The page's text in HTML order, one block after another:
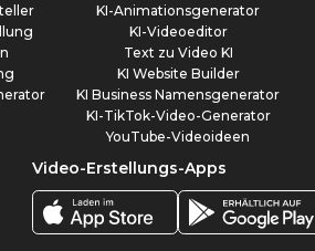
KI-Animationsgenerator
KI-Videoeditor
Text zu Video KI
KI Website Builder
KI Business Namensgenerator
KI-TikTok-Video-Generator
YouTube-Videoideen
Video-Erstellungs-Apps